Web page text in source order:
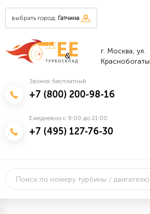
выбрать город: Гатчина
&
г. Москва, ул.
Звонок бесплатный
+7 (800) 200-98-16
Ежедневно с 9:00 до 21:00
+7 (495) 127-76-30